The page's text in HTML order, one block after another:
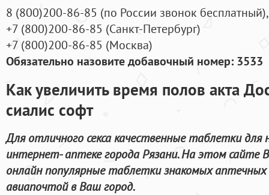
8 (800)200-86-85 (по России звонок бесплатный),
+7 (800)200-86-85 (Санкт-Петербург)
+7 (800)200-86-85 (Москва)
Обязательно назовите добавочный номер: 3533
Как увеличить время полов акта
сиалис софт
Для отличного секса качественные таблетки
интернет- аптеке города Рязани. На этом
онлайн популярные таблетки знакомых аптечных
авиапочтой в Ваш город.